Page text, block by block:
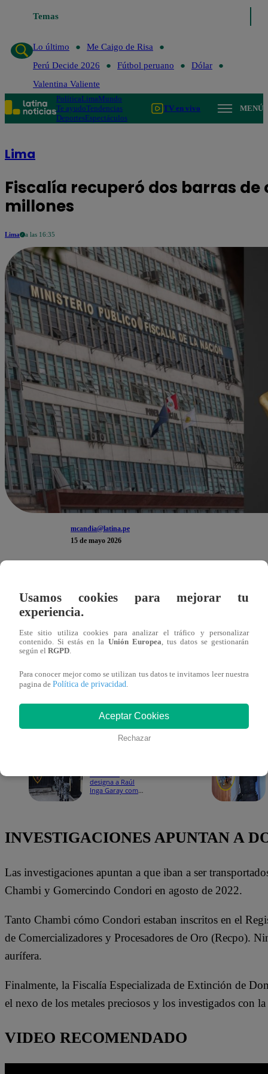
Temas
Lo último
Me Caigo de Risa
Perú Decide 2026
Fútbol peruano
Dólar
Valentina Valiente
PolíticaLimaMundo
Te ayudoTendencias
DeportesEspectáculos
TV en vivo MENÚ
Lima
Fiscalía recuperó dos barras de
millones
Lima a las 16:35
mcandia@latina.pe
15 de mayo 2026
dos barras de oro valorizadas en más de S/ 2.5
a India.
La operación contó con la participación del fiscal
aproximado de 6.16 kg y 6.17 kg cada uno.
designa a Raúl
Inga Garay como
INVESTIGACIONES APUNTAN A
Las investigaciones apuntan a que iban a ser
Chambi y Gomercindo Condori en agosto de 2022.
Tanto Chambi cómo Condori estaban inscritos en el
de Comercializadores y Procesadores de Oro (Recpo).
aurífera.
Finalmente, la Fiscalía Especializada de Extinción de
el nexo de los metales preciosos y los investigados con
VIDEO RECOMENDADO
Usamos cookies para mejorar tu
experiencia.
Este sitio utiliza cookies para analizar el tráfico y personalizar
contenido. Si estás en la Unión Europea , tus datos se gestionarán
según el RGPD
Para conocer mejor como se utilizan tus datos te invitamos leer nuestra
pagina de Política de privacidad
Aceptar Cookies
Rechazar